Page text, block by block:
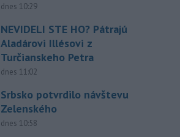
dnes 10:29
NEVIDELI STE HO? Pátrajú
Aladárovi Illésovi z
Turčianskeho Petra
dnes 11:02
Srbsko potvrdilo návštevu
Zelenského
dnes 10:58